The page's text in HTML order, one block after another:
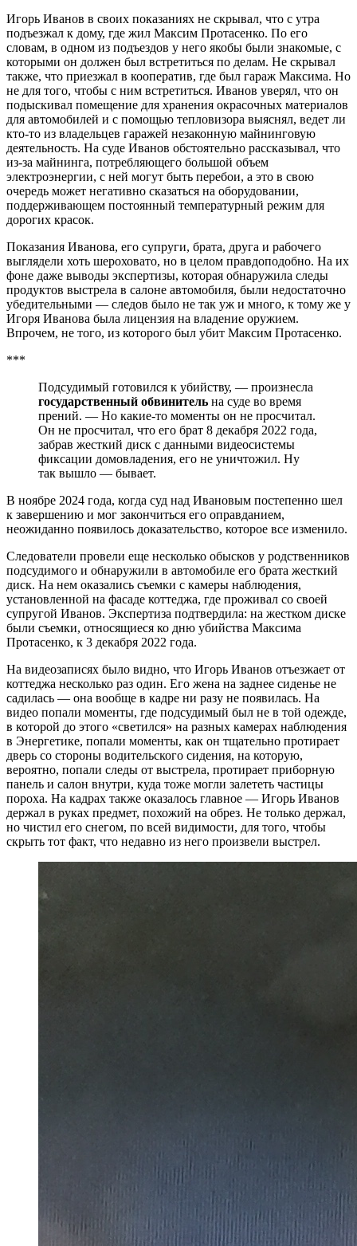
Игорь Иванов в своих показаниях не скрывал, что с утра
подъезжал к дому, где жил Максим Протасенко. По его
словам, в одном из подъездов у него якобы были знакомые, с
которыми он должен был встретиться по делам. Не скрывал
также, что приезжал в кооператив, где был гараж Максима. Но
не для того, чтобы с ним встретиться. Иванов уверял, что он
подыскивал помещение для хранения окрасочных материалов
для автомобилей и с помощью тепловизора выяснял, ведет ли
кто-то из владельцев гаражей незаконную майнинговую
деятельность. На суде Иванов обстоятельно рассказывал, что
из-за майнинга, потребляющего большой объем
электроэнергии, с ней могут быть перебои, а это в свою
очередь может негативно сказаться на оборудовании,
поддерживающем постоянный температурный режим для
дорогих красок.
Показания Иванова, его супруги, брата, друга и рабочего
выглядели хоть шероховато, но в целом правдоподобно. На их
фоне даже выводы экспертизы, которая обнаружила следы
продуктов выстрела в салоне автомобиля, были недостаточно
убедительными — следов было не так уж и много, к тому же у
Игоря Иванова была лицензия на владение оружием.
Впрочем, не того, из которого был убит Максим Протасенко.
***
Подсудимый готовился к убийству, — произнесла
государственный обвинитель на суде во время
прений. — Но какие-то моменты он не просчитал.
Он не просчитал, что его брат 8 декабря 2022 года,
забрав жесткий диск с данными видеосистемы
фиксации домовладения, его не уничтожил. Ну
так вышло — бывает.
В ноябре 2024 года, когда суд над Ивановым постепенно шел
к завершению и мог закончиться его оправданием,
неожиданно появилось доказательство, которое все изменило.
Следователи провели еще несколько обысков у родственников
подсудимого и обнаружили в автомобиле его брата жесткий
диск. На нем оказались съемки с камеры наблюдения,
установленной на фасаде коттеджа, где проживал со своей
супругой Иванов. Экспертиза подтвердила: на жестком диске
были съемки, относящиеся ко дню убийства Максима
Протасенко, к 3 декабря 2022 года.
На видеозаписях было видно, что Игорь Иванов отъезжает от
коттеджа несколько раз один. Его жена на заднее сиденье не
садилась — она вообще в кадре ни разу не появилась. На
видео попали моменты, где подсудимый был не в той одежде,
в которой до этого «светился» на разных камерах наблюдения
в Энергетике, попали моменты, как он тщательно протирает
дверь со стороны водительского сидения, на которую,
вероятно, попали следы от выстрела, протирает приборную
панель и салон внутри, куда тоже могли залететь частицы
пороха. На кадрах также оказалось главное — Игорь Иванов
держал в руках предмет, похожий на обрез. Не только держал,
но чистил его снегом, по всей видимости, для того, чтобы
скрыть тот факт, что недавно из него произвели выстрел.